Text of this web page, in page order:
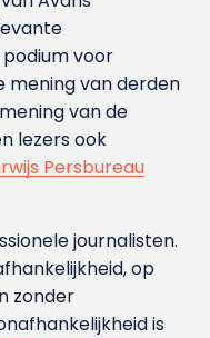
voor
mening van derden
van de
lezers ook
Persbureau
journalisten.
op
zonder
is